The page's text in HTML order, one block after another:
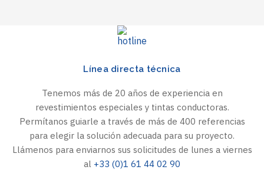
Línea directa técnica
Tenemos más de 20 años de experiencia en
revestimientos especiales y tintas conductoras.
Permítanos guiarle a través de más de 400 referencias
para elegir la solución adecuada para su proyecto.
Llámenos para enviarnos sus solicitudes de lunes a viernes
al +33 (0)1 61 44 02 90